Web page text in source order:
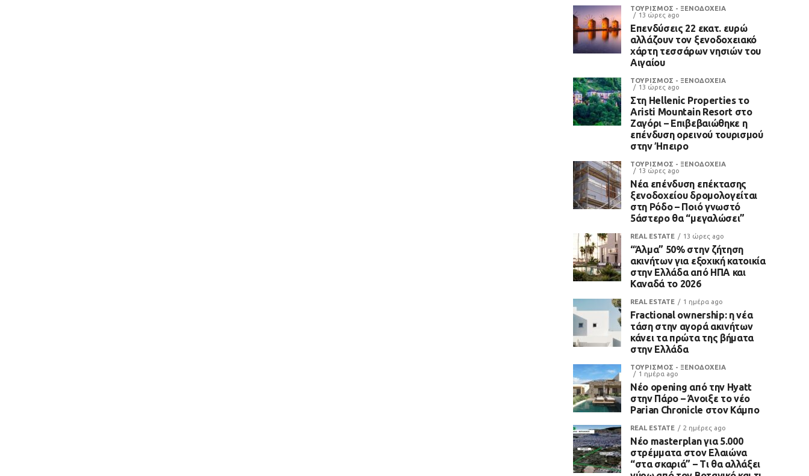
ΤΟΥΡΙΣΜΟΣ - ΞΕΝΟΔΟΧΕΙΑ
13 ώρες ago
Επενδύσεις 22 εκατ. ευρώ
αλλάζουν τον ξενοδοχειακό
χάρτη τεσσάρων νησιών του
Αιγαίου
ΤΟΥΡΙΣΜΟΣ - ΞΕΝΟΔΟΧΕΙΑ
13 ώρες ago
Στη Hellenic Properties το
Aristi Mountain Resort στο
Ζαγόρι – Επιβεβαιώθηκε η
επένδυση ορεινού τουρισμού
στην Ήπειρο
ΤΟΥΡΙΣΜΟΣ - ΞΕΝΟΔΟΧΕΙΑ
13 ώρες ago
Νέα επένδυση επέκτασης
ξενοδοχείου δρομολογείται
στη Ρόδο – Ποιό γνωστό
5άστερο θα “μεγαλώσει”
REAL ESTATE 13 ώρες ago
“Άλμα” 50% στην ζήτηση
ακινήτων για εξοχική κατοικία
στην Ελλάδα από ΗΠΑ και
Καναδά το 2026
REAL ESTATE 1 ημέρα ago
Fractional ownership: η νέα
τάση στην αγορά ακινήτων
κάνει τα πρώτα της βήματα
στην Ελλάδα
ΤΟΥΡΙΣΜΟΣ - ΞΕΝΟΔΟΧΕΙΑ
1 ημέρα ago
Νέο opening από την Hyatt
στην Πάρο – Άνοιξε το νέο
Parian Chronicle στον Κάμπο
REAL ESTATE 2 ημέρες ago
Νέο masterplan για 5.000
στρέμματα στον Ελαιώνα
“στα σκαριά” – Τι θα αλλάξει